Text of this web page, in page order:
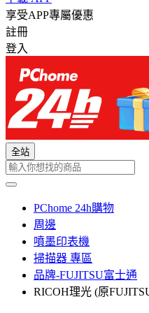
享受APP專屬優惠
註冊
登入
全站
PChome 24h購物
周邊
噴墨印表機
掃描器 專區
品牌-FUJITSU富士通
RICOH理光 (原